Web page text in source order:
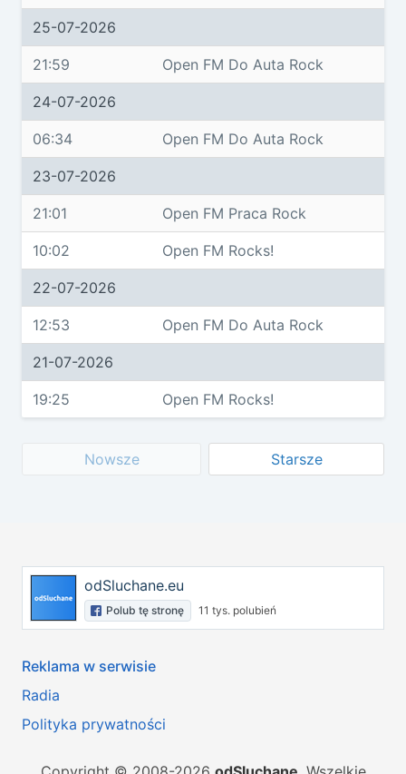
25-07-2026
21:59 Open FM Do Auta Rock
24-07-2026
06:34 Open FM Do Auta Rock
23-07-2026
21:01 Open FM Praca Rock
10:02 Open FM Rocks!
22-07-2026
12:53 Open FM Do Auta Rock
21-07-2026
19:25 Open FM Rocks!
Nowsze Starsze
odSluchane.eu
Polub tę stronę 11 tys. polubień
Reklama w serwisie
Radia
Polityka prywatności